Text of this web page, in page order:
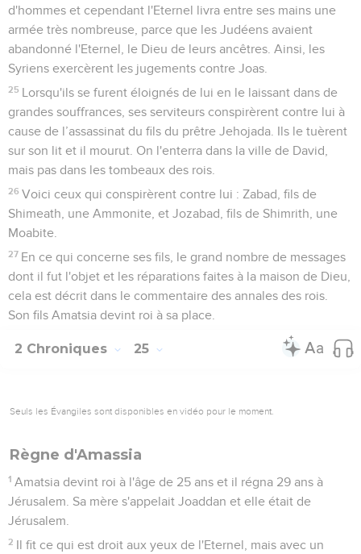
d'hommes et cependant l'Eternel livra entre ses mains une
armée très nombreuse, parce que les Judéens avaient
abandonné l'Eternel, le Dieu de leurs ancêtres. Ainsi, les
Syriens exercèrent les jugements contre Joas.
25 Lorsqu'ils se furent éloignés de lui en le laissant dans de
grandes souffrances, ses serviteurs conspirèrent contre lui à
cause de l’assassinat du fils du prêtre Jehojada. Ils le tuèrent
sur son lit et il mourut. On l'enterra dans la ville de David,
mais pas dans les tombeaux des rois.
26 Voici ceux qui conspirèrent contre lui : Zabad, fils de
Shimeath, une Ammonite, et Jozabad, fils de Shimrith, une
Moabite.
27 En ce qui concerne ses fils, le grand nombre de messages
dont il fut l'objet et les réparations faites à la maison de Dieu,
cela est décrit dans le commentaire des annales des rois.
Son fils Amatsia devint roi à sa place.
2 Chroniques 25
Seuls les Évangiles sont disponibles en vidéo pour le moment.
Règne d'Amassia
1 Amatsia devint roi à l'âge de 25 ans et il régna 29 ans à
Jérusalem. Sa mère s'appelait Joaddan et elle était de
Jérusalem.
2 Il fit ce qui est droit aux yeux de l'Eternel, mais avec un